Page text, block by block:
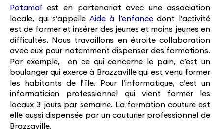
Potamaï est en partenariat avec une association
locale, qui s’appelleAide à l’enfancedont l’activité
est de former et insérer des jeunes et moins jeunes en
difficultés. Nous travaillons en étroite collaboration
avec eux pour notamment dispenser des formations.
Par exemple, en ce qui concerne le pain, c’est un
boulanger qui exerce à Brazzaville qui est venu former
les habitants de l’île. Pour l’informatique, c’est un
informaticien professionnel qui vient former les
locaux 3 jours par semaine. La formation couture est
elle aussi dispensée par un couturier professionnel de
Brazzaville.